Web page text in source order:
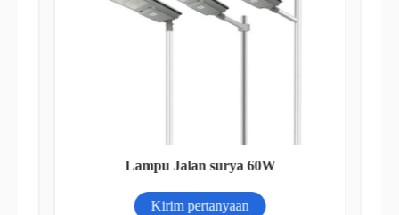
Lampu Jalan surya 60W
Kirim pertanyaan